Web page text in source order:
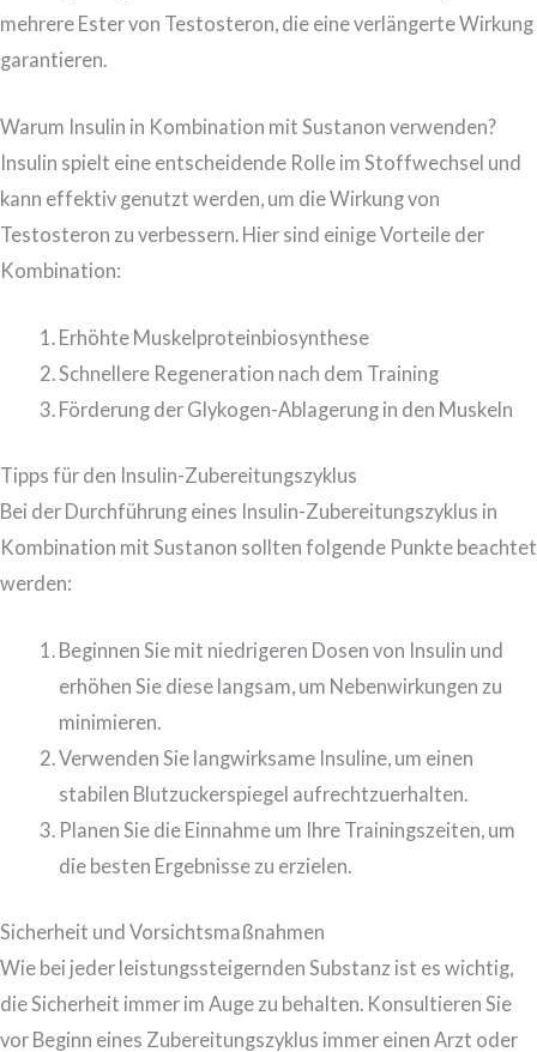
mehrere Ester von Testosteron, die eine verlängerte Wirkung
garantieren.
Warum Insulin in Kombination mit Sustanon verwenden?
Insulin spielt eine entscheidende Rolle im Stoffwechsel und
kann effektiv genutzt werden, um die Wirkung von
Testosteron zu verbessern. Hier sind einige Vorteile der
Kombination:
Erhöhte Muskelproteinbiosynthese
Schnellere Regeneration nach dem Training
Förderung der Glykogen-Ablagerung in den Muskeln
Tipps für den Insulin-Zubereitungszyklus
Bei der Durchführung eines Insulin-Zubereitungszyklus in
Kombination mit Sustanon sollten folgende Punkte beachtet
werden:
Beginnen Sie mit niedrigeren Dosen von Insulin und
erhöhen Sie diese langsam, um Nebenwirkungen zu
minimieren.
Verwenden Sie langwirksame Insuline, um einen
stabilen Blutzuckerspiegel aufrechtzuerhalten.
Planen Sie die Einnahme um Ihre Trainingszeiten, um
die besten Ergebnisse zu erzielen.
Sicherheit und Vorsichtsmaßnahmen
Wie bei jeder leistungssteigernden Substanz ist es wichtig,
die Sicherheit immer im Auge zu behalten. Konsultieren Sie
vor Beginn eines Zubereitungszyklus immer einen Arzt oder